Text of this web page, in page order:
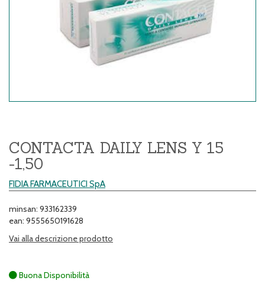
CONTACTA DAILY LENS Y 15
-1,50
FIDIA FARMACEUTICI SpA
minsan: 933162339
ean: 9555650191628
Vai alla descrizione prodotto
Buona Disponibilità